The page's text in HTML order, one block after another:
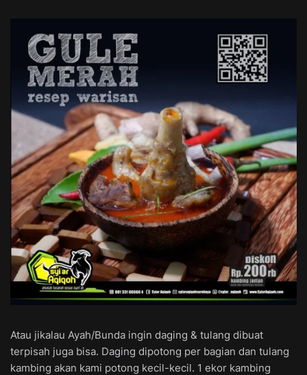
Atau jikalau Ayah/Bunda ingin daging & tulang dibuat
terpisah juga bisa. Daging dipotong per bagian dan tulang
kambing akan kami potong kecil-kecil. 1 ekor kambing